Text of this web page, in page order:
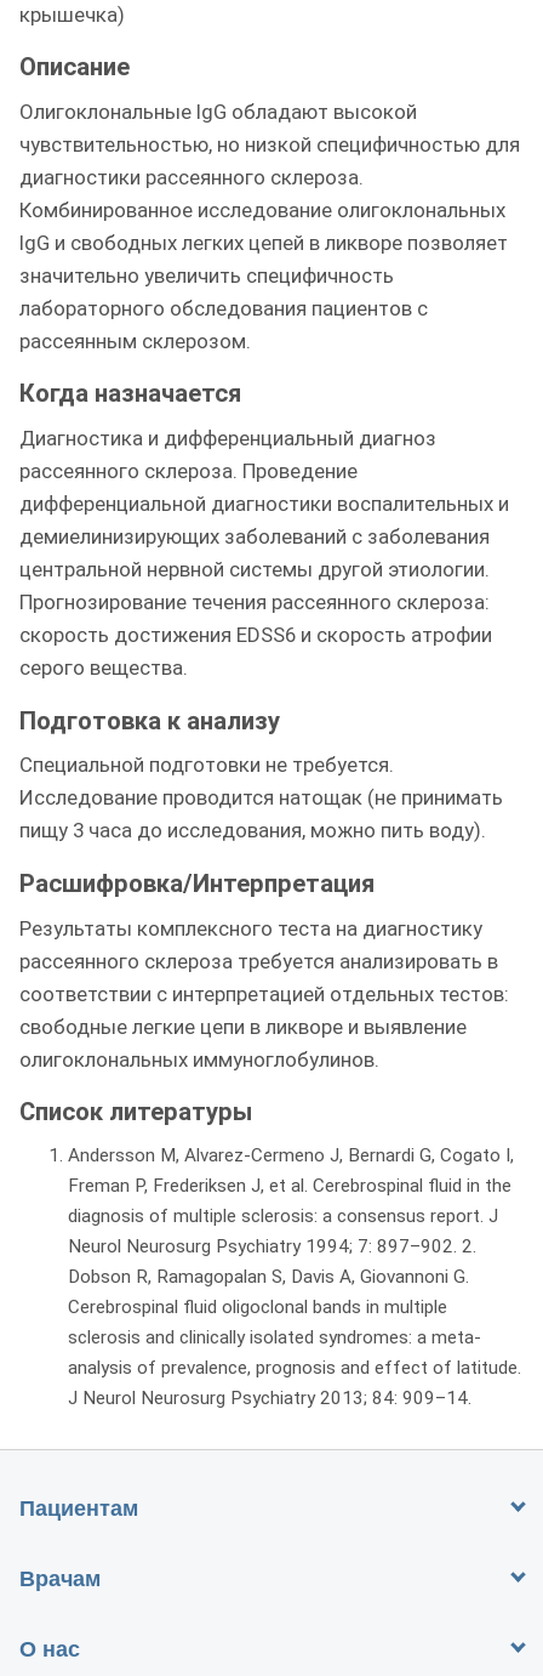
крышечка)
Описание
Олигоклональные IgG обладают высокой
чувствительностью, но низкой специфичностью для
диагностики рассеянного склероза.
Комбинированное исследование олигоклональных
IgG и свободных легких цепей в ликворе позволяет
значительно увеличить специфичность
лабораторного обследования пациентов с
рассеянным склерозом.
Когда назначается
Диагностика и дифференциальный диагноз
рассеянного склероза. Проведение
дифференциальной диагностики воспалительных и
демиелинизирующих заболеваний с заболевания
центральной нервной системы другой этиологии.
Прогнозирование течения рассеянного склероза:
скорость достижения EDSS6 и скорость атрофии
серого вещества.
Подготовка к анализу
Специальной подготовки не требуется.
Исследование проводится натощак (не принимать
пищу 3 часа до исследования, можно пить воду).
Расшифровка/Интерпретация
Результаты комплексного теста на диагностику
рассеянного склероза требуется анализировать в
соответствии с интерпретацией отдельных тестов:
свободные легкие цепи в ликворе и выявление
олигоклональных иммуноглобулинов.
Список литературы
Andersson M, Alvarez-Cermeno J, Bernardi G, Cogato I,
Freman P, Frederiksen J, et al. Cerebrospinal fluid in the
diagnosis of multiple sclerosis: a consensus report. J
Neurol Neurosurg Psychiatry 1994; 7: 897–902. 2.
Dobson R, Ramagopalan S, Davis A, Giovannoni G.
Cerebrospinal fluid oligoclonal bands in multiple
sclerosis and clinically isolated syndromes: a meta-
analysis of prevalence, prognosis and effect of latitude.
J Neurol Neurosurg Psychiatry 2013; 84: 909–14.
Пациентам
Врачам
О нас